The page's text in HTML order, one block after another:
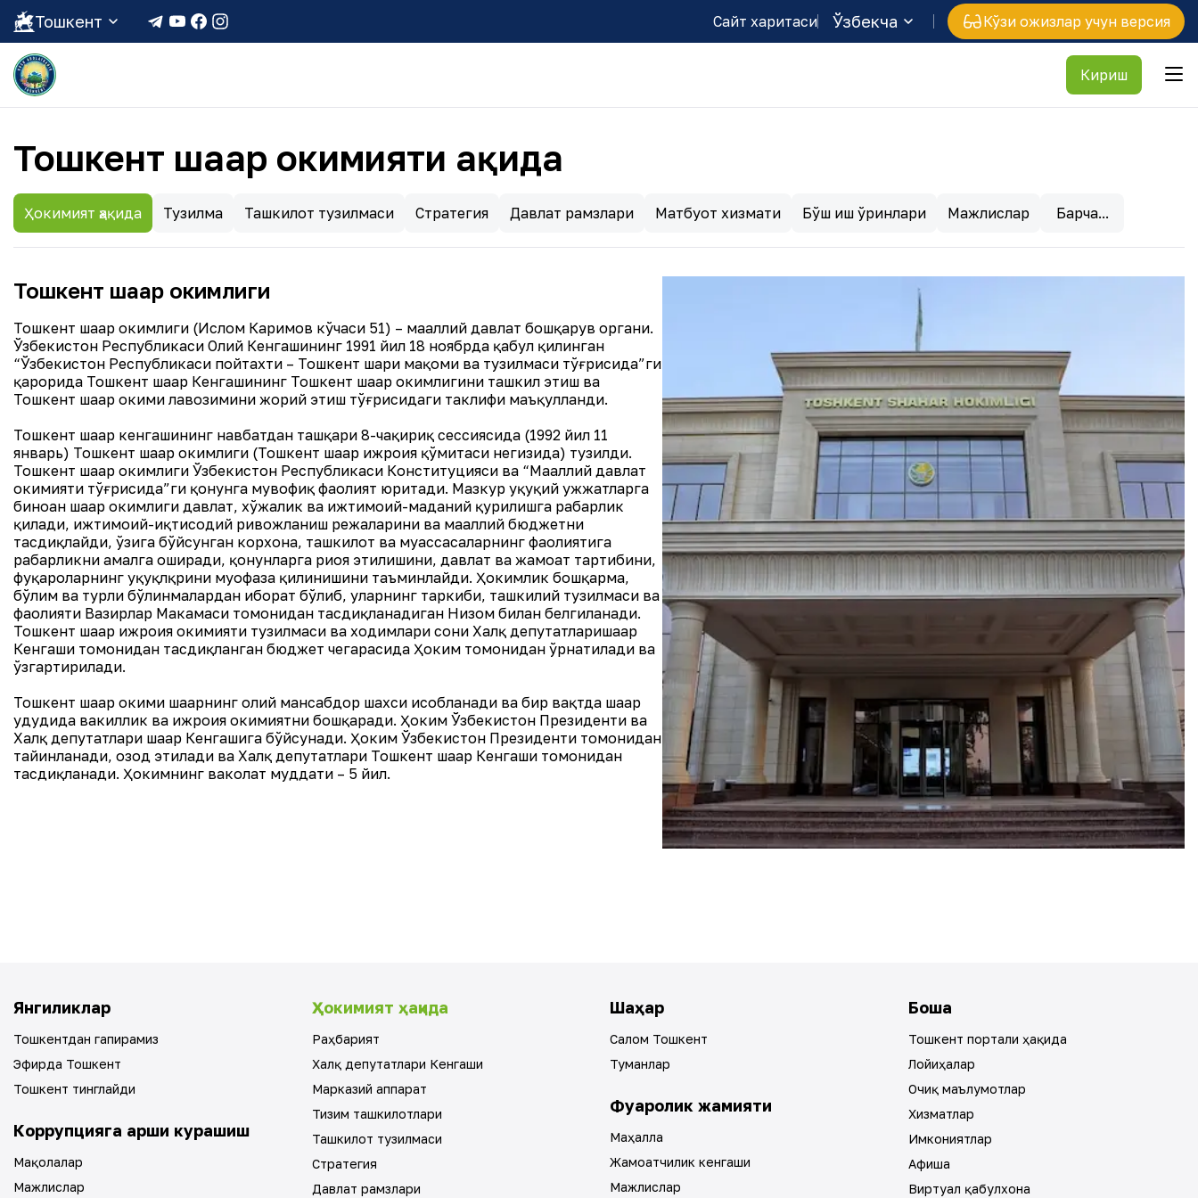
Тошкент Сайт харитаси Ўзбекча Кўзи ожизлар учун версия
Кириш
Тошкент шаҳар ҳокимияти ҳақида
Ҳокимият ҳақида Тузилма Ташкилот тузилмаси Стратегия Давлат рамзлари Матбуот хизмати Бўш иш ўринлари Мажлислар Барча...
Тошкент шаҳар ҳокимлиги
Тошкент шаҳар ҳокимлиги (Ислом Каримов кўчаси 51) – маҳаллий давлат бошқарув органи.
Ўзбекистон Республикаси Олий Кенгашининг 1991 йил 18 ноябрда қабул қилинган
“Ўзбекистон Республикаси пойтахти – Тошкент шаҳри мақоми ва тузилмаси тўғрисида”ги
қарорида Тошкент шаҳар Кенгашининг Тошкент шаҳар ҳокимлигини ташкил этиш ва
Тошкент шаҳар ҳокими лавозимини жорий этиш тўғрисидаги таклифи маъқулланди.
Тошкент шаҳар кенгашининг навбатдан ташқари 8-чақириқ сессиясида (1992 йил 11
январь) Тошкент шаҳар ҳокимлиги (Тошкент шаҳар ижроия қўмитаси негизида) тузилди.
Тошкент шаҳар ҳокимлиги Ўзбекистон Республикаси Конституцияси ва “Маҳаллий давлат
ҳокимияти тўғрисида”ги қонунга мувофиқ фаолият юритади. Мазкур ҳуқуқий ҳужжатларга
биноан шаҳар ҳокимлиги давлат, хўжалик ва ижтимоий-маданий қурилишга раҳбарлик
қилади, ижтимоий-иқтисодий ривожланиш режаларини ва маҳаллий бюджетни
тасдиқлайди, ўзига бўйсунган корхона, ташкилот ва муассасаларнинг фаолиятига
раҳбарликни амалга оширади, қонунларга риоя этилишини, давлат ва жамоат тартибини,
фуқароларнинг ҳуқуқлқрини муҳофаза қилинишини таъминлайди. Ҳокимлик бошқарма,
бўлим ва турли бўлинмалардан иборат бўлиб, уларнинг таркиби, ташкилий тузилмаси ва
фаолияти Вазирлар Маҳкамаси томонидан тасдиқланадиган Низом билан белгиланади.
Тошкент шаҳар ижроия ҳокимияти тузилмаси ва ходимлари сони Халқ депутатларишаҳар
Кенгаши томонидан тасдиқланган бюджет чегарасида Ҳоким томонидан ўрнатилади ва
ўзгартирилади.
Тошкент шаҳар ҳокими шаҳарнинг олий мансабдор шахси ҳисобланади ва бир вақтда шаҳар
ҳудудида вакиллик ва ижроия ҳокимиятни бошқаради. Ҳоким Ўзбекистон Президенти ва
Халқ депутатлари шаҳар Кенгашига бўйсунади. Ҳоким Ўзбекистон Президенти томонидан
тайинланади, озод этилади ва Халқ депутатлари Тошкент шаҳар Кенгаши томонидан
тасдиқланади. Ҳокимнинг ваколат муддати – 5 йил.
Янгиликлар
Тошкентдан гапирамиз
Эфирда Тошкент
Тошкент тинглайди
Коррупцияга қарши курашиш
Мақолалар
Мажлислар
Ҳокимият ҳақида
Раҳбарият
Халқ депутатлари Кенгаши
Марказий аппарат
Тизим ташкилотлари
Ташкилот тузилмаси
Стратегия
Давлат рамзлари
Шаҳар
Салом Тошкент
Туманлар
Фуқаролик жамияти
Маҳалла
Жамоатчилик кенгаши
Мажлислар
Бошқа
Тошкент портали ҳақида
Лойиҳалар
Очиқ маълумотлар
Хизматлар
Имкониятлар
Афиша
Виртуал қабулхона